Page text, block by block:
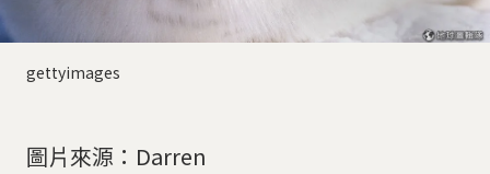
gettyimages
圖片來源：Darren